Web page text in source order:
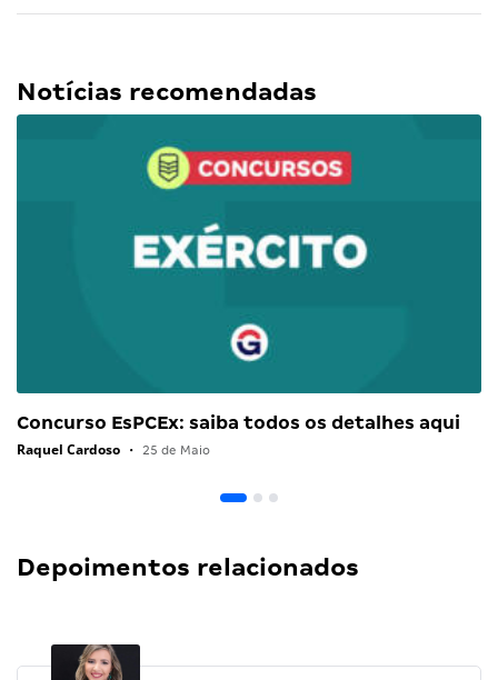
Notícias recomendadas
Concurso EsPCEx: saiba todos os detalhes aqui
Raquel Cardoso • 25 de Maio
Depoimentos relacionados